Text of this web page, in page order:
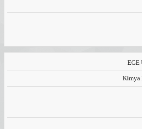
EGE
Kimya